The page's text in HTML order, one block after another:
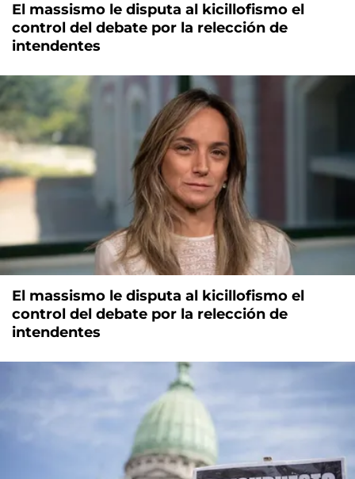
El massismo le disputa al kicillofismo el
control del debate por la relección de
intendentes
El massismo le disputa al kicillofismo el
control del debate por la relección de
intendentes